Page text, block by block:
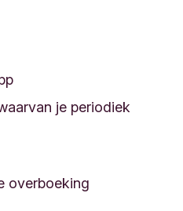
je periodiek
overboeking